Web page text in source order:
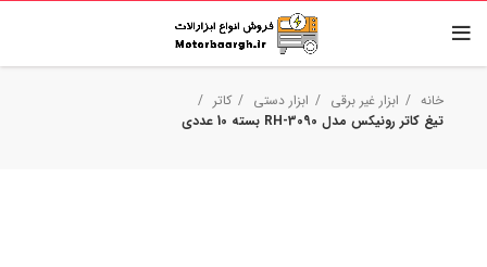
خانه ابزار غیر برقی ابزار دستی
کاتر
تیغ کاتر رونیکس مدل RH-3090 بسته 10 عددی